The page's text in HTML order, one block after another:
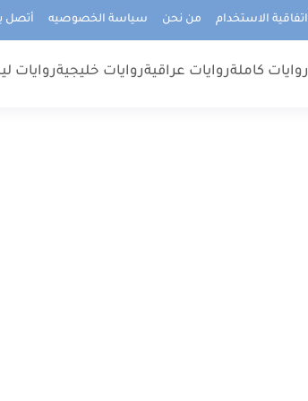
اتفاقية الاستخدام من نحن سياسة الخصوصيه أتصل
روايات كاملةروايات عراقيةروايات خليجيةروايات